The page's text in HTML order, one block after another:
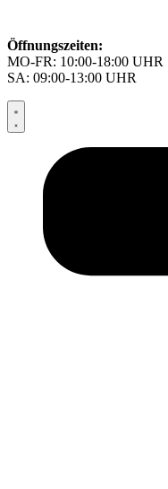
Öffnungszeiten:
MO-FR: 10:00-18:00 UHR
SA: 09:00-13:00 UHR